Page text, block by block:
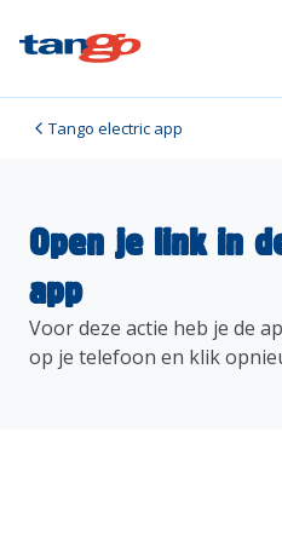
Tango electric app
Open je link in
app
Voor deze actie heb je de
op je telefoon en klik